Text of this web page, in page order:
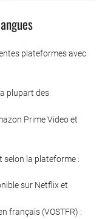
plateformes avec
plupart des
Prime Video et
selon la plateforme :
sur Netflix et
français (VOSTFR) :